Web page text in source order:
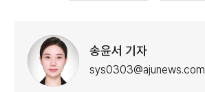
송윤서 기자
sys0303@ajunews.com